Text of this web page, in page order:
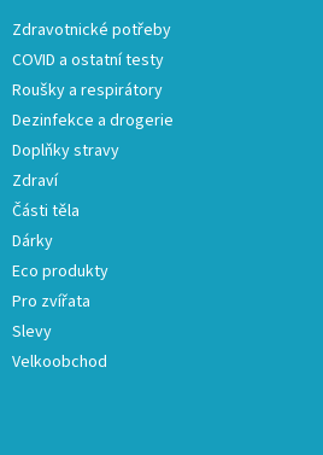
Zdravotnické potřeby
COVID a ostatní testy
Roušky a respirátory
Dezinfekce a drogerie
Doplňky stravy
Zdraví
Části těla
Dárky
Eco produkty
Pro zvířata
Slevy
Velkoobchod